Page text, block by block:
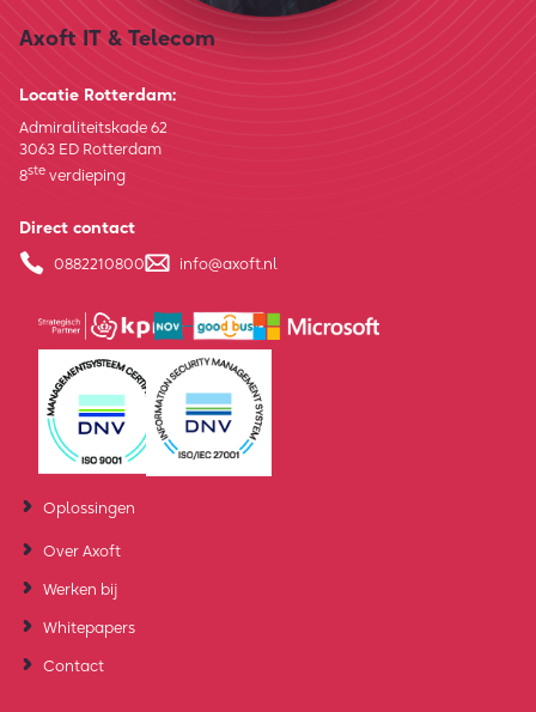
Axoft IT & Telecom
Locatie Rotterdam:
Admiraliteitskade 62
3063 ED Rotterdam
8ste verdieping
Direct contact
0882210800 info@axoft.nl
Oplossingen
Over Axoft
Werken bij
Whitepapers
Contact